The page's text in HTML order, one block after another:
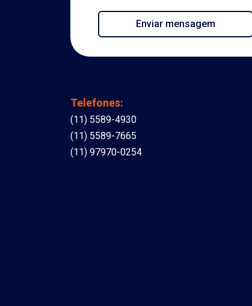
Enviar mensagem
Telefones:
(11) 5589-4930
(11) 5589-7665
(11) 97970-0254